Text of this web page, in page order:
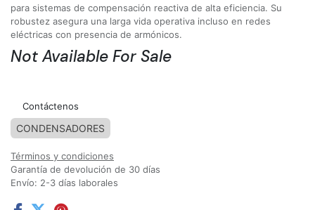
para sistemas de compensación reactiva de alta eficiencia. Su
robustez asegura una larga vida operativa incluso en redes
eléctricas con presencia de armónicos.
Not Available For Sale
Contáctenos
CONDENSADORES
Términos y condiciones
Garantía de devolución de 30 días
Envío: 2-3 días laborales